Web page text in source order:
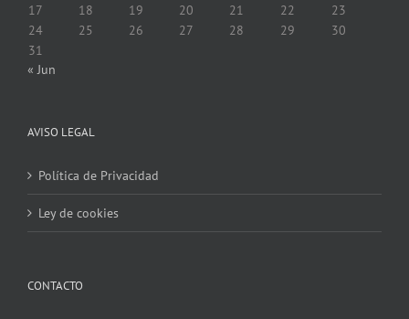
17
18 19 20 21 22
23
24
25 26 27 28 29
30
31
« Jun
AVISO LEGAL
Política de Privacidad
Ley de cookies
CONTACTO